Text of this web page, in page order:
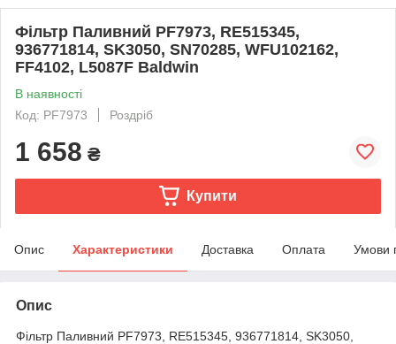
Фільтр Паливний PF7973, RE515345,
936771814, SK3050, SN70285, WFU102162,
FF4102, L5087F Baldwin
В наявності
Код: PF7973
Роздріб
1 658 ₴
Купити
Опис Характеристики Доставка Оплата Умови
Опис
Фільтр Паливний PF7973, RE515345, 936771814, SK3050,